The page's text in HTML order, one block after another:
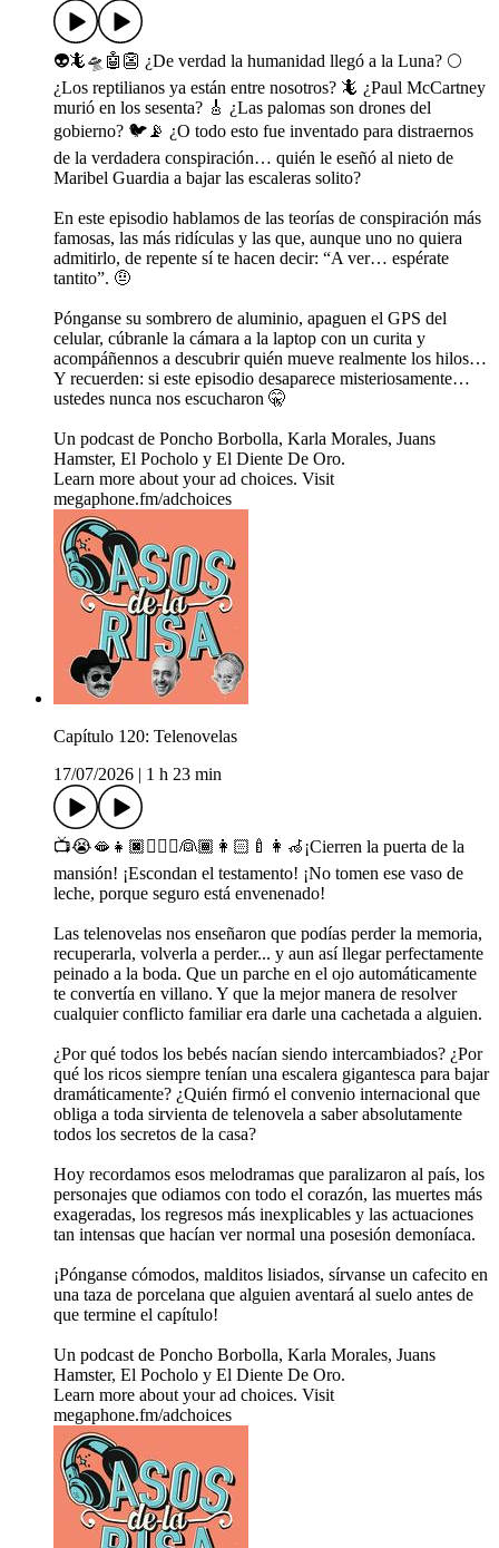
👽🦎🛸🤖👺 ¿De verdad la humanidad llegó a la Luna? 🌕
¿Los reptilianos ya están entre nosotros? 🦎 ¿Paul McCartney
murió en los sesenta? 🎸 ¿Las palomas son drones del
gobierno? 🐦📡 ¿O todo esto fue inventado para distraernos
de la verdadera conspiración… quién le eseñó al nieto de
Maribel Guardia a bajar las escaleras solito?
En este episodio hablamos de las teorías de conspiración más
famosas, las más ridículas y las que, aunque uno no quiera
admitirlo, de repente sí te hacen decir: “A ver… espérate
tantito”. 🤨
Pónganse su sombrero de aluminio, apaguen el GPS del
celular, cúbranle la cámara a la laptop con un curita y
acompáñennos a descubrir quién mueve realmente los hilos…
Y recuerden: si este episodio desaparece misteriosamente…
ustedes nunca nos escucharon 🤫
Un podcast de Poncho Borbolla, Karla Morales, Juans
Hamster, El Pocholo y El Diente De Oro.
Learn more about your ad choices. Visit
megaphone.fm/adchoices
Capítulo 120: Telenovelas
17/07/2026
1 h 23 min
📺😭🫦👧🏿🤵🏻‍♂️👰🏾👩🏻‍🍼👩‍🦽¡Cierren la puerta de la
mansión! ¡Escondan el testamento! ¡No tomen ese vaso de
leche, porque seguro está envenenado!
Las telenovelas nos enseñaron que podías perder la memoria,
recuperarla, volverla a perder... y aun así llegar perfectamente
peinado a la boda. Que un parche en el ojo automáticamente
te convertía en villano. Y que la mejor manera de resolver
cualquier conflicto familiar era darle una cachetada a alguien.
¿Por qué todos los bebés nacían siendo intercambiados? ¿Por
qué los ricos siempre tenían una escalera gigantesca para bajar
dramáticamente? ¿Quién firmó el convenio internacional que
obliga a toda sirvienta de telenovela a saber absolutamente
todos los secretos de la casa?
Hoy recordamos esos melodramas que paralizaron al país, los
personajes que odiamos con todo el corazón, las muertes más
exageradas, los regresos más inexplicables y las actuaciones
tan intensas que hacían ver normal una posesión demoníaca.
¡Pónganse cómodos, malditos lisiados, sírvanse un cafecito en
una taza de porcelana que alguien aventará al suelo antes de
que termine el capítulo!
Un podcast de Poncho Borbolla, Karla Morales, Juans
Hamster, El Pocholo y El Diente De Oro.
Learn more about your ad choices. Visit
megaphone.fm/adchoices